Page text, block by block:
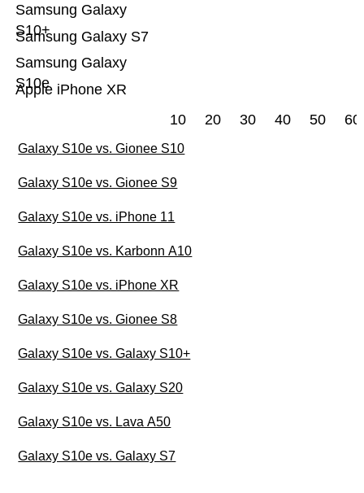
Apple iPhone XR
Samsung Galaxy
S10e
Samsung Galaxy S7
Samsung Galaxy
S10+
10 20 30 40 50 60
Galaxy S10e vs. Gionee S10
Galaxy S10e vs. Gionee S9
Galaxy S10e vs. iPhone 11
Galaxy S10e vs. Karbonn A10
Galaxy S10e vs. iPhone XR
Galaxy S10e vs. Gionee S8
Galaxy S10e vs. Galaxy S10+
Galaxy S10e vs. Galaxy S20
Galaxy S10e vs. Lava A50
Galaxy S10e vs. Galaxy S7